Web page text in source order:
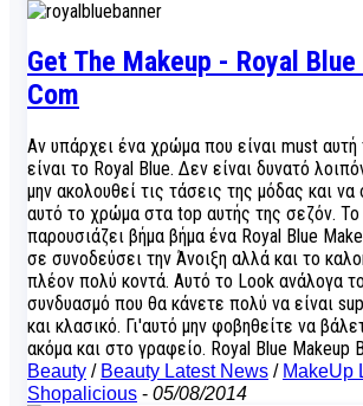
Get The Makeup - Royal
Com
Αν υπάρχει ένα χρώμα που είναι must αυτή
είναι το Royal Blue. Δεν είναι δυνατό
μην ακολουθεί τις τάσεις της μόδας και να
αυτό το χρώμα στα top αυτής της σεζόν.
παρουσιάζει βήμα βήμα ένα Royal Blue
σε συνοδεύσει την Άνοιξη αλλά και το
πλέον πολύ κοντά. Αυτό το Look ανάλογα
συνδυασμό που θα κάνετε πολύ να είναι
και κλασικό. Γι'αυτό μην φοβηθείτε να
ακόμα και στο γραφείο. Royal Blue Makeup
Beauty / Beauty Latest News / MakeUp
Shopalicious - 05/08/2014